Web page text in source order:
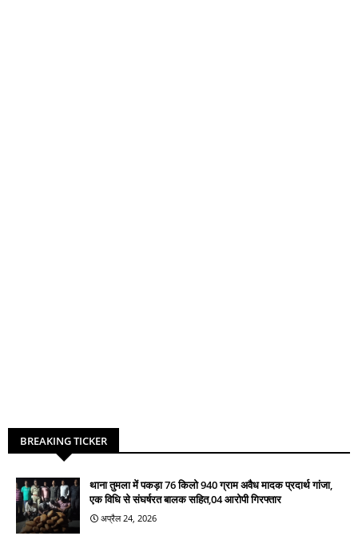
BREAKING TICKER
थाना तुमला में पकड़ा 76 किलो 940 ग्राम अवैध मादक प्रदार्थ गांजा,
एक विधि से संघर्षरत बालक सहित,04 आरोपी गिरफ्तार
अप्रैल 24, 2026